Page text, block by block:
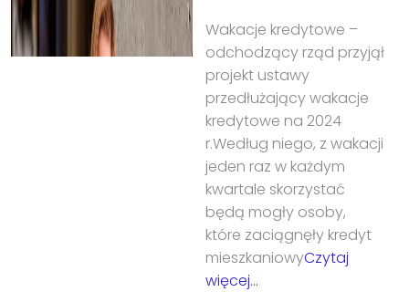
Wakacje kredytowe –
odchodzący rząd przyjął
projekt ustawy
przedłużający wakacje
kredytowe na 2024
r.Według niego, z wakacji
jeden raz w każdym
kwartale skorzystać
będą mogły osoby,
które zaciągnęły kredyt
mieszkaniowyCzytaj
więcej…